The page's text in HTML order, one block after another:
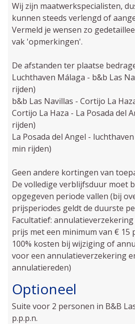
Wij zijn maatwerkspecialisten,
kunnen steeds verlengd of
Vermeld je wensen zo
vak 'opmerkingen'.
De afstanden ter plaatse
Luchthaven Málaga - b&b Las
rijden)
b&b Las Navillas - Cortijo La
Cortijo La Haza - La Posada del
rijden)
La Posada del Angel -
min rijden)
Geen andere kortingen van
De volledige verblijfsduur moet
opgegeven periode vallen (bij
prijsperiodes geldt de duurste
Facultatief:
prijs met een minimum van € 15
100% kosten bij wijziging of
voor een annulatieverzekering
annulatiereden)
Optioneel
Suite voor 2 personen in B&B
p.p.p.n.